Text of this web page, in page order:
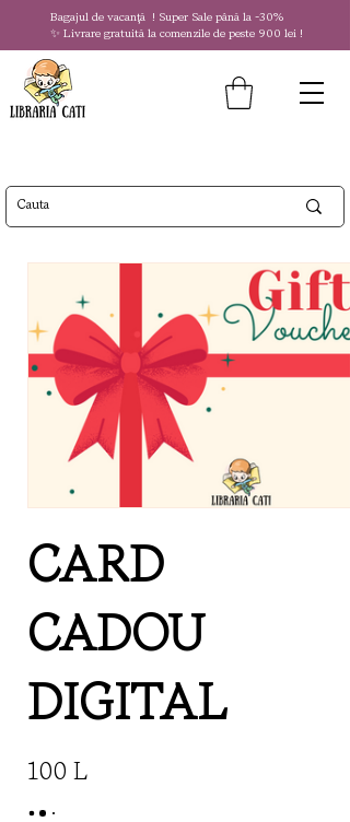
Bagajul de vacanță ! Super Sale până la -30%
✨ Livrare gratuită la comenzile de peste 900 lei !
CARD
CADOU
DIGITAL
100 L